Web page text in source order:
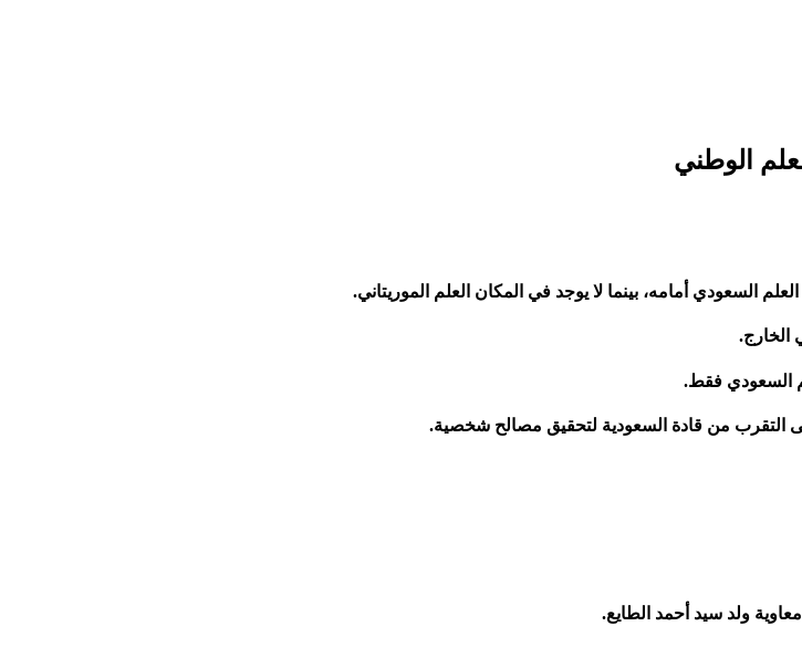
الوطني
السعودي أمامه، بينما لا يوجد في المكان العلم الموريتاني.
الخارج.
السعودي فقط.
التقرب من قادة السعودية لتحقيق مصالح شخصية.
ولد سيد أحمد الطايع.